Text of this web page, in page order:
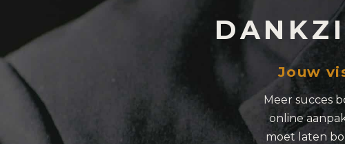
Jouw
Meer succes
online
moet laten